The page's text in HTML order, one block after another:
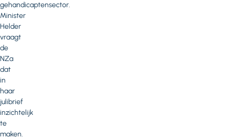
gehandicaptensector.
Minister
Helder
vraagt
de
NZa
dat
in
haar
julibrief
inzichtelijk
te
maken.